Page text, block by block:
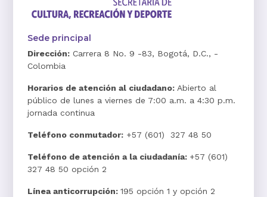
Sede principal
Dirección: Carrera 8 No. 9 -83, Bogotá, D.C., -
Colombia
Horarios de atención al ciudadano:Abierto al
público de lunes a viernes de 7:00 a.m. a 4:30 p.m.
jornada continua
Teléfono conmutador: +57 (601) 327 48 50
Teléfono de atención a la ciudadanía: +57 (601)
327 48 50 opción 2
Línea anticorrupción:195 opción 1 y opción 2